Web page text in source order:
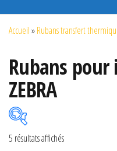
Accueil»Rubans transfert
Rubans
ZEBRA
5 résultats affichés